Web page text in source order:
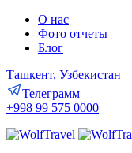
О нас
Фото отчеты
Блог
Ташкент, Узбекистан
Телеграмм
+998 99 575 0000